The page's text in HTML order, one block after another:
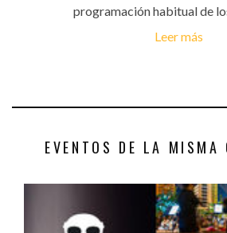
programación habitual de los
Leer más
EVENTOS DE LA MISMA